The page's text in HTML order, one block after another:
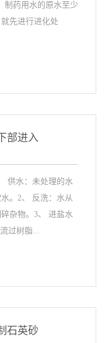
制药用水的原水至少
先进行进化处
部进入
供水：未处理的水
。2、 反洗：水从
杂物。3、 进盐水
过树脂...
石英砂